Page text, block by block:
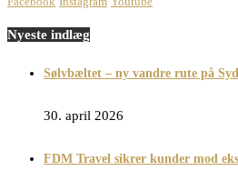
Nyeste indlæg
Sølvbæltet – ny vandre rute på
30. april 2026
FDM Travel sikrer kunder mod